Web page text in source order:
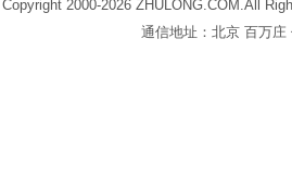
Copyright 2000-2026 ZHULONG.COM.All
通信地址：北京 百万